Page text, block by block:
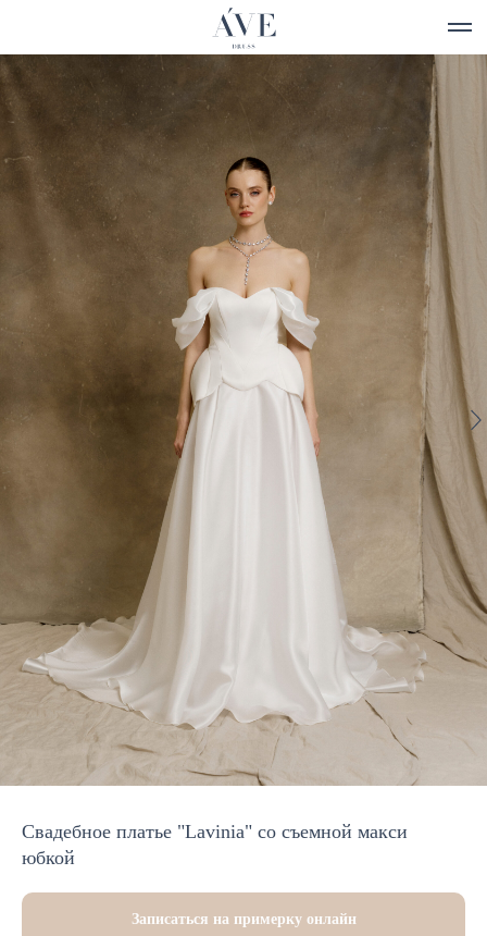
Свадебное платье "Lavinia" со съемной макси
юбкой
Записаться на примерку онлайн